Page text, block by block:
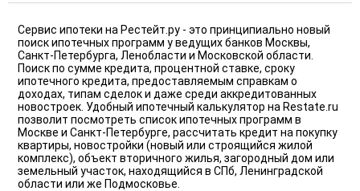
Сервис ипотеки на Рестейт.ру - это принципиально новый
поиск ипотечных программ у ведущих банков Москвы,
Санкт-Петербурга, Ленобласти и Московской области.
Поиск по сумме кредита, процентной ставке, сроку
ипотечного кредита, предоставляемым справкам о
доходах, типам сделок и даже среди аккредитованных
новостроек. Удобный ипотечный калькулятор на Restate.ru
позволит посмотреть список ипотечных программ в
Москве и Санкт-Петербурге, рассчитать кредит на покупку
квартиры, новостройки (новый или строящийся жилой
комплекс), объект вторичного жилья, загородный дом или
земельный участок, находящийся в СПб, Ленинградской
области или же Подмосковье.